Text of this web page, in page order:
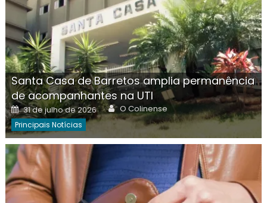
Santa Casa de Barretos amplia permanência
de acompanhantes na UTI
Posted
on
31 de julho de 2026 Author
O Colinense
Principais Notícias